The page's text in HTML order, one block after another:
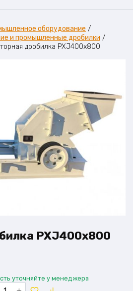
оборудование /
и промышленные дробилки /
дробилка PXJ400x800
PXJ400x800
уточняйте у менеджера